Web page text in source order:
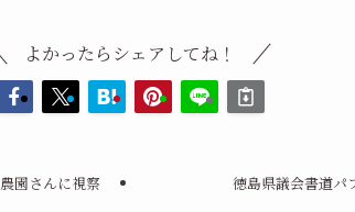
よかったらシェアしてね！
園さんに視察 徳島県議会書道パ